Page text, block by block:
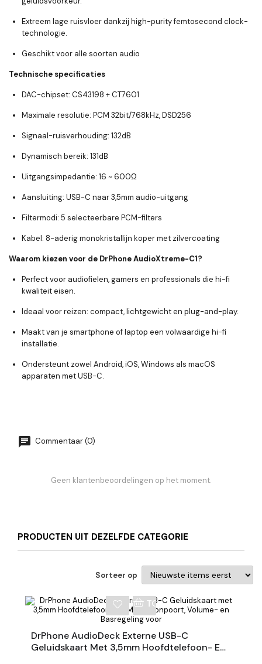
Extreem lage ruisvloer dankzij high-purity femtosecond clock-
technologie.
Geschikt voor alle soorten audio
Technische specificaties
DAC-chipset: CS43198 + CT7601
Maximale resolutie: PCM 32bit/768kHz, DSD256
Signaal-ruisverhouding: 132dB
Dynamisch bereik: 131dB
Uitgangsimpedantie: 16 ~ 600Ω
Aansluiting: USB-C naar 3,5mm audio-uitgang
Filtermodi: 5 selecteerbare PCM-filters
Kabel: 8-aderig monokristallijn koper met zilvercoating
Waarom kiezen voor de DrPhone AudioXtreme-C1?
Perfect voor audiofielen, gamers en professionals die hi-fi
kwaliteit eisen.
Ideaal voor reizen: compact, lichtgewicht en plug-and-play.
Maakt van je smartphone of laptop een volwaardige hi-fi
installatie.
Ondersteunt zowel Android, iOS, Windows als macOS
apparaten met USB-C.
Commentaar (0)
Geen klantenbeoordelingen op het moment.
PRODUCTEN UIT DEZELFDE CATEGORIE
Sorteer op
TOEVOEGEN AAN
DrPhone AudioDeck Externe USB-C
Geluidskaart Met 3,5mm Hoofdtelefoon- En